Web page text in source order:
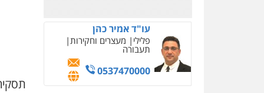
עו"ד אמיר כהן
פלילי מעצרים וחקירות
תעבורה
0537470000